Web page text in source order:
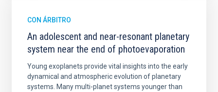
CON ÁRBITRO
An adolescent and near-resonant planetary
system near the end of photoevaporation
Young exoplanets provide vital insights into the early
dynamical and atmospheric evolution of planetary
systems. Many multi-planet systems younger than